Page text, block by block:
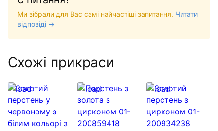
Ми зібрали для Вас самі найчастіші запитання. Читати
відповіді →
Схожі прикраси